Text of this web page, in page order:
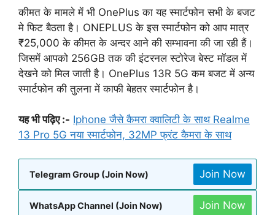
कीमत के मामले में भी OnePlus का यह स्मार्टफोन सभी के बजट
मे फिट बैठता है। ONEPLUS के इस स्मार्टफोन को आप मात्र
₹25,000 के कीमत के अन्दर आने की सम्भावना की जा रही हैं।
जिसमें आपको 256GB तक की इंटरनल स्टोरेज बेस्ट मॉडल में
देखने को मिल जाती है। OnePlus 13R 5G कम बजट में अन्य
स्मार्टफोन की तुलना में काफी बेहतर स्मार्टफोन है।
यह भी पढ़िए :- Iphone जैसे कैमरा क्वालिटी के साथ Realme
13 Pro 5G नया स्मार्टफोन, 32MP फ्रंट कैमरा के साथ
Telegram Group (Join Now) Join Now
WhatsApp Channel (Join Now) Join Now